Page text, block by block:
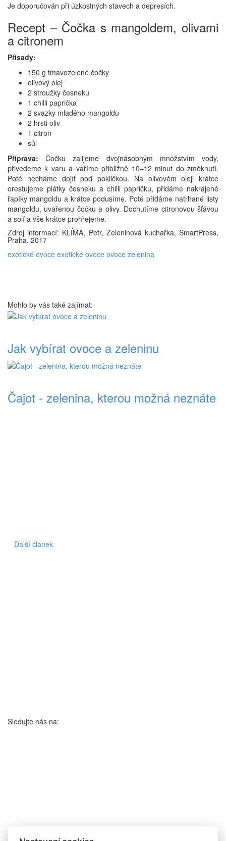
Je doporučován při úzkostných stavech a depresích.
Recept – Čočka s mangoldem, olivami
a citronem
Přísady:
150 g tmavozelené čočky
olivový olej
2 stroužky česneku
1 chilli paprička
2 svazky mladého mangoldu
2 hrsti oliv
1 citron
sůl
Příprava:Čočku zalijeme dvojnásobným množstvím vody,
přivedeme k varu a vaříme přibližně 10–12 minut do změknutí.
Poté necháme dojít pod pokličkou. Na olivovém oleji krátce
orestujeme plátky česneku a chilli papričku, přidáme nakrájené
řapíky mangoldu a krátce podusíme. Poté přidáme natrhané listy
mangoldu, uvařenou čočku a olivy. Dochutíme citronovou šťávou
a solí a vše krátce prohřejeme.
Zdroj informací: KLÍMA, Petr, Zeleninová kuchařka, SmartPress,
Praha, 2017
exotické ovoce exotické ovoce ovoce zelenina
Mohlo by vás také zajímat:
Jak vybírat ovoce a zeleninu
Čajot - zelenina, kterou možná neznáte
Další článek
Sledujte nás na: